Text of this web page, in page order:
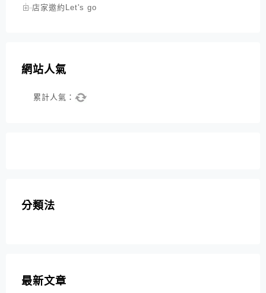
店家邀約Let's go
網站人氣
累計人氣：
分類法
最新文章